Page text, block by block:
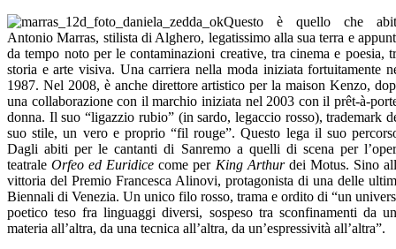
Questo è quello che
Antonio Marras, stilista di Alghero, legatissimo alla sua terra e
da tempo noto per le contaminazioni creative, tra cinema e poesia,
storia e arte visiva. Una carriera nella moda iniziata fortuitamente
1987. Nel 2008, è anche direttore artistico per la maison Kenzo,
una collaborazione con il marchio iniziata nel 2003 con il prêt-à-
donna. Il suo “ligazzio rubio” (in sardo, legaccio rosso), trademark
suo stile, un vero e proprio “fil rouge”. Questo lega il suo
Dagli abiti per le cantanti di Sanremo a quelli di scena per
teatraleOrfeo ed Euridice come per King Arthur dei Motus. Sino
vittoria del Premio Francesca Alinovi, protagonista di una delle
Biennali di Venezia. Un unico filo rosso, trama e ordito di “un
poetico teso fra linguaggi diversi, sospeso tra sconfinamenti da
materia all’altra, da una tecnica all’altra, da un’espressività all’altra”.